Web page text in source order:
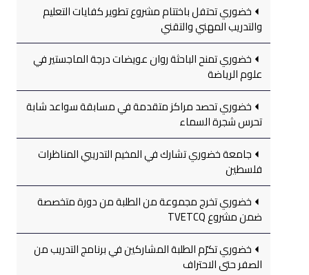
خضوري تحتفل باختتام مشروع تطوير كفايات التعليم
والتدريب المهني والتقني
خضوري تمنح الباحثة روان عويضات درجة الماجستير في
علوم الرياضة
خضوري تحصد مراكز متقدمة في مسابقة سواعد شابة
تحرس شجرة السماء
جامعة خضوري تشارك في المخيم التدريبي المناظرات
فلسطين
خضوري تخرج مجموعة من الطلبة من دورة متخصصة
ضمن مشروع TVETCQ
خضوري تكرّم الطلبة المشاركين في برنامج التدريب من
الصفر حتى الاحتراف